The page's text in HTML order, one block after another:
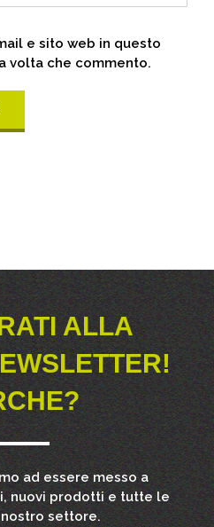
e sito web in questo
volta che commento.
ALLA
ad essere messo a
nuovi prodotti e tutte le
settore.